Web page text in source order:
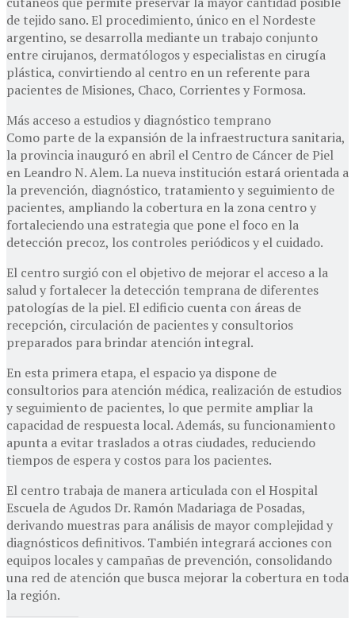
de tejido sano. El procedimiento, único en el Nordeste
argentino, se desarrolla mediante un trabajo conjunto
entre cirujanos, dermatólogos y especialistas en cirugía
plástica, convirtiendo al centro en un referente para
pacientes de Misiones, Chaco, Corrientes y Formosa.
Más acceso a estudios y diagnóstico temprano
Como parte de la expansión de la infraestructura sanitaria,
la provincia inauguró en abril el Centro de Cáncer de Piel
en Leandro N. Alem. La nueva institución estará orientada a
la prevención, diagnóstico, tratamiento y seguimiento de
pacientes, ampliando la cobertura en la zona centro y
fortaleciendo una estrategia que pone el foco en la
detección precoz, los controles periódicos y el cuidado.
El centro surgió con el objetivo de mejorar el acceso a la
salud y fortalecer la detección temprana de diferentes
patologías de la piel. El edificio cuenta con áreas de
recepción, circulación de pacientes y consultorios
preparados para brindar atención integral.
En esta primera etapa, el espacio ya dispone de
consultorios para atención médica, realización de estudios
y seguimiento de pacientes, lo que permite ampliar la
capacidad de respuesta local. Además, su funcionamiento
apunta a evitar traslados a otras ciudades, reduciendo
tiempos de espera y costos para los pacientes.
El centro trabaja de manera articulada con el Hospital
Escuela de Agudos Dr. Ramón Madariaga de Posadas,
derivando muestras para análisis de mayor complejidad y
diagnósticos definitivos. También integrará acciones con
equipos locales y campañas de prevención, consolidando
una red de atención que busca mejorar la cobertura en toda
la región.